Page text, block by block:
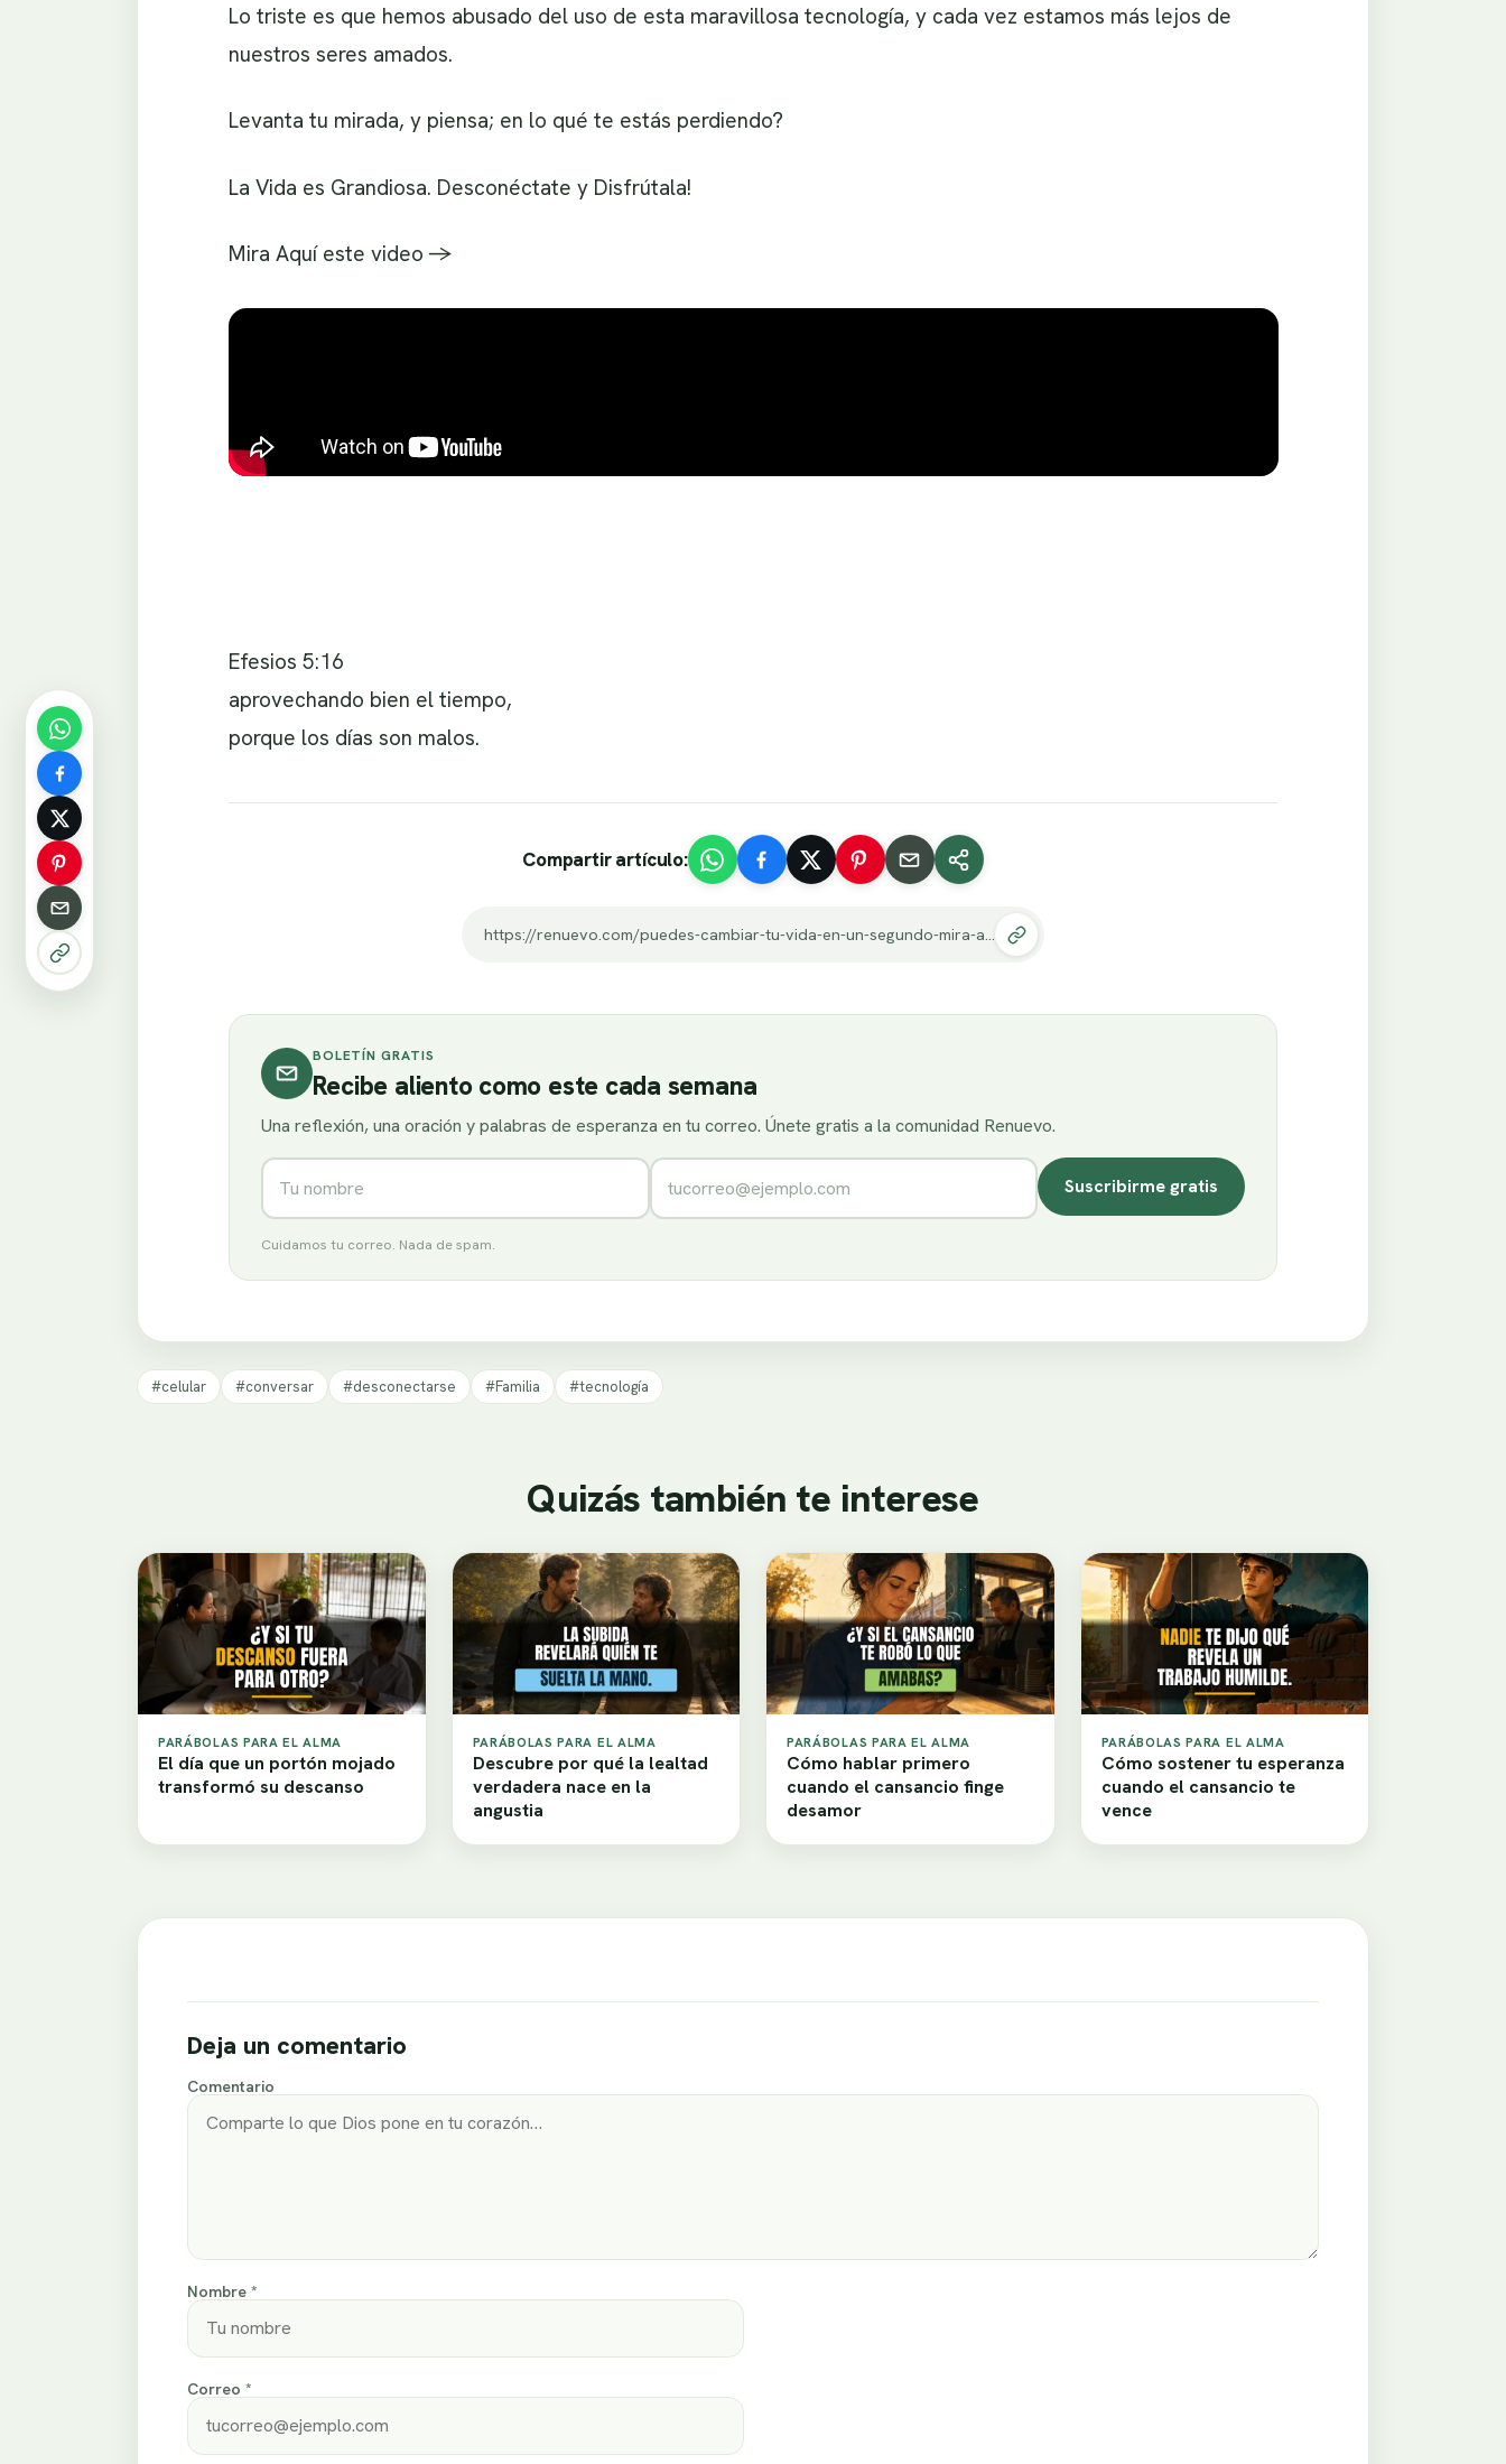
Lo triste es que hemos abusado del uso de esta maravillosa tecnología, y cada vez estamos más lejos de
nuestros seres amados.
Levanta tu mirada, y piensa; en lo qué te estás perdiendo?
La Vida es Grandiosa. Desconéctate y Disfrútala!
Mira Aquí este video ->
Efesios 5:16
aprovechando bien el tiempo,
porque los días son malos.
Compartir artículo:
https://renuevo.com/puedes-cambiar-tu-vida-en-un-segundo-mira-a-tu-alrededor.html
BOLETÍN GRATIS
Recibe aliento como este cada semana
Una reflexión, una oración y palabras de esperanza en tu correo. Únete gratis a la comunidad Renuevo.
Nombre Correo electrónico
Suscribirme gratis
Cuidamos tu correo. Nada de spam.
#celular #conversar #desconectarse #Familia #tecnología
Quizás también te interese
PARÁBOLAS PARA EL ALMA
El día que un portón mojado
transformó su descanso
PARÁBOLAS PARA EL ALMA
Descubre por qué la lealtad
verdadera nace en la
angustia
PARÁBOLAS PARA EL ALMA
Cómo hablar primero
cuando el cansancio finge
desamor
PARÁBOLAS PARA EL ALMA
Cómo sostener tu esperanza
cuando el cansancio te
vence
Deja un comentario
Comentario
Nombre *
Correo *